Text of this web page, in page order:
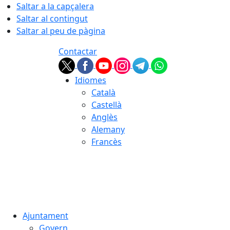
Saltar a la capçalera
Saltar al contingut
Saltar al peu de pàgina
Contactar
Idiomes
Català
Castellà
Anglès
Alemany
Francès
Ajuntament